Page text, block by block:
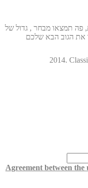
פה תמצאו מבחר , גדול של
את הגוב הבא שלכם
2014.
Agreement between